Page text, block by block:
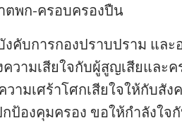
ตพก-ครอบครองปืน
คับการกองปราบปราม แล
ความเสียใจกับผู้สูญเสียและ
ามเศร้าโศกเสียใจให้กับสั
ป้องคุมครอง ขอให้กำลังใจ